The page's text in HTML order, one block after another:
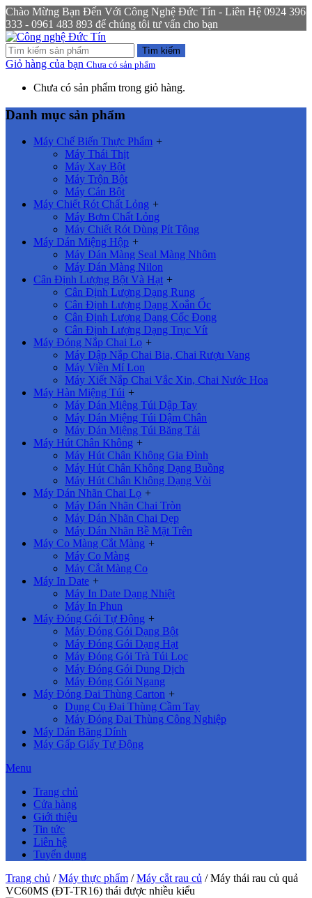
Chào Mừng Bạn Đến Với Công Nghệ Đức Tín - Liên Hệ 0924 396
333 - 0961 483 893 để chúng tôi tư vấn cho bạn
Tìm kiếm
Giỏ hàng của bạn Chưa có sản phẩm
Chưa có sản phẩm trong giỏ hàng.
Danh mục sản phẩm
Máy Chế Biến Thực Phẩm +
Máy Thái Thịt
Máy Xay Bột
Máy Trộn Bột
Máy Cán Bột
Máy Chiết Rót Chất Lỏng +
Máy Bơm Chất Lỏng
Máy Chiết Rót Dùng Pít Tông
Máy Dán Miệng Hộp +
Máy Dán Màng Seal Màng Nhôm
Máy Dán Màng Nilon
Cân Định Lượng Bột Và Hạt +
Cân Định Lượng Dạng Rung
Cân Định Lượng Dạng Xoắn Ốc
Cân Định Lượng Dạng Cốc Đong
Cân Định Lượng Dạng Trục Vít
Máy Đóng Nắp Chai Lọ +
Máy Dập Nắp Chai Bia, Chai Rượu Vang
Máy Viền Mí Lon
Máy Xiết Nắp Chai Vắc Xin, Chai Nước Hoa
Máy Hàn Miệng Túi +
Máy Dán Miệng Túi Dập Tay
Máy Dán Miệng Túi Dậm Chân
Máy Dán Miệng Túi Băng Tải
Máy Hút Chân Không +
Máy Hút Chân Không Gia Đình
Máy Hút Chân Không Dạng Buồng
Máy Hút Chân Không Dạng Vòi
Máy Dán Nhãn Chai Lọ +
Máy Dán Nhãn Chai Tròn
Máy Dán Nhãn Chai Dẹp
Máy Dán Nhãn Bề Mặt Trên
Máy Co Màng Cắt Màng +
Máy Co Màng
Máy Cắt Màng Co
Máy In Date +
Máy In Date Dạng Nhiệt
Máy In Phun
Máy Đóng Gói Tự Động +
Máy Đóng Gói Dạng Bột
Máy Đóng Gói Dạng Hạt
Máy Đóng Gói Trà Túi Lọc
Máy Đóng Gói Dung Dịch
Máy Đóng Gói Ngang
Máy Đóng Đai Thùng Carton +
Dụng Cụ Đai Thùng Cầm Tay
Máy Đóng Đai Thùng Công Nghiệp
Máy Dán Băng Dính
Máy Gấp Giấy Tự Động
Menu
Trang chủ
Cửa hàng
Giới thiệu
Tin tức
Liên hệ
Tuyển dụng
Trang chủ /Máy thực phẩm /Máy cắt rau củ / Máy thái rau củ quả
VC60MS (ĐT-TR16) thái được nhiều kiểu